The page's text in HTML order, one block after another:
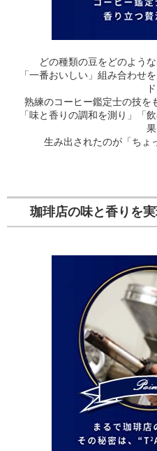
どの種類の豆をどのよう
「一番おいしい」組み合わせ
ド
熟練のコーヒー鑑定士の技を
「味と香りの調和を測り」「
果
生み出されたのが「ちょ
珈琲店の味と香りを